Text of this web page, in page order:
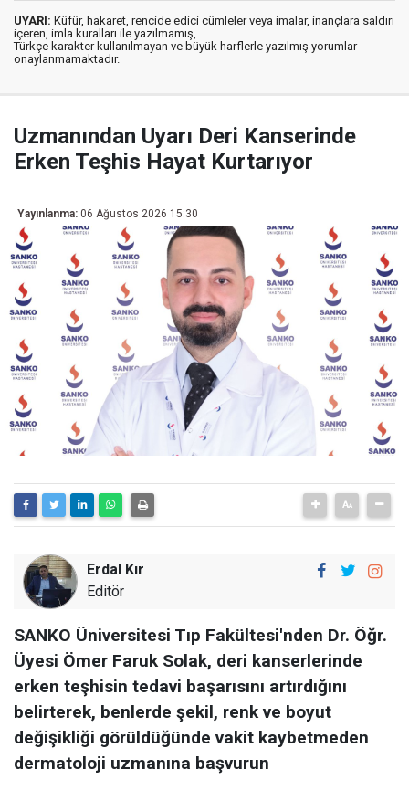
UYARI: Küfür, hakaret, rencide edici cümleler veya imalar, inançlara saldırı
içeren, imla kuralları ile yazılmamış,
Türkçe karakter kullanılmayan ve büyük harflerle yazılmış yorumlar
onaylanmamaktadır.
Uzmanından Uyarı Deri Kanserinde
Erken Teşhis Hayat Kurtarıyor
Yayınlanma: 06 Ağustos 2026 15:30
Erdal Kır
Editör
SANKO Üniversitesi Tıp Fakültesi'nden Dr. Öğr.
Üyesi Ömer Faruk Solak, deri kanserlerinde
erken teşhisin tedavi başarısını artırdığını
belirterek, benlerde şekil, renk ve boyut
değişikliği görüldüğünde vakit kaybetmeden
dermatoloji uzmanına başvurun